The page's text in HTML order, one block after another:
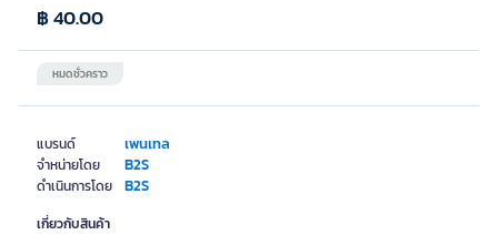
แบรนด์ เพนเทล
จำหน่ายโดย B2S
ดำเนินการโดย B2S
หมดชั่วคราว
฿ 40.00
เกี่ยวกับสินค้า